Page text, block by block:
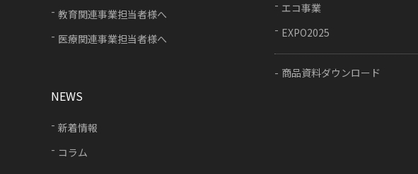
エコ事業
EXPO2025
商品資料ダウンロード
教育関連事業担当者様へ
医療関連事業担当者様へ
NEWS
新着情報
コラム